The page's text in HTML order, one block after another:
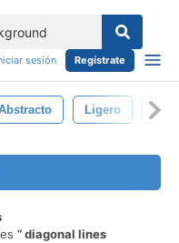
sesión Regístrate
Ligero
diagonal lines